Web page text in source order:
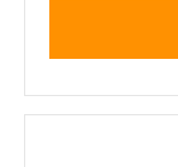
生成AIを活用し
精度結果や改